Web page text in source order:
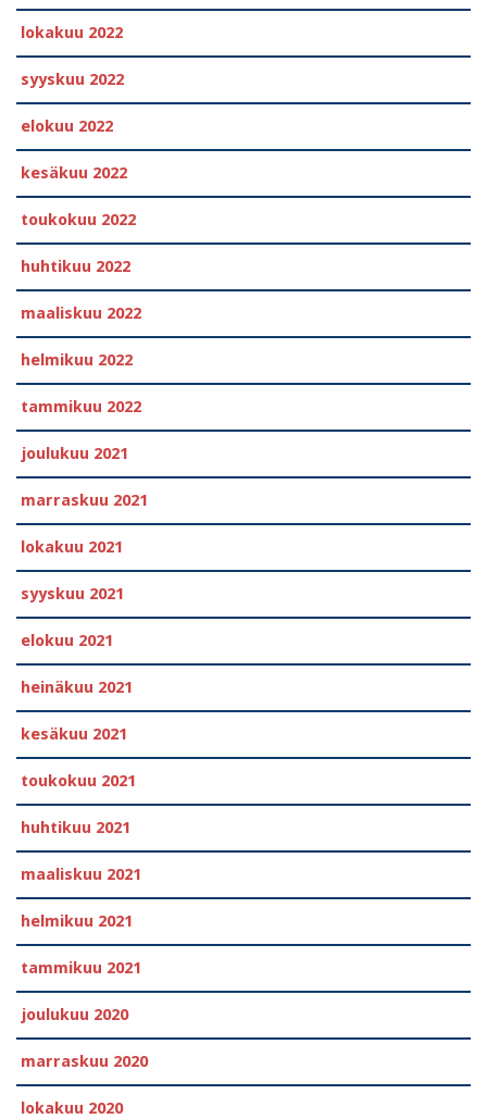
lokakuu 2022
syyskuu 2022
elokuu 2022
kesäkuu 2022
toukokuu 2022
huhtikuu 2022
maaliskuu 2022
helmikuu 2022
tammikuu 2022
joulukuu 2021
marraskuu 2021
lokakuu 2021
syyskuu 2021
elokuu 2021
heinäkuu 2021
kesäkuu 2021
toukokuu 2021
huhtikuu 2021
maaliskuu 2021
helmikuu 2021
tammikuu 2021
joulukuu 2020
marraskuu 2020
lokakuu 2020